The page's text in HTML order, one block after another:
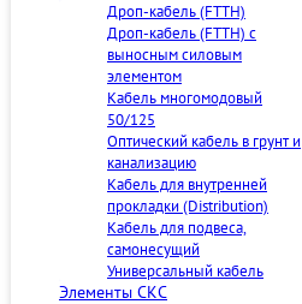
Дроп-кабель (FTTH)
Дроп-кабель (FTTH) с
выносным силовым
элементом
Кабель многомодовый
50/125
Оптический кабель в грунт и
канализацию
Кабель для внутренней
прокладки (Distribution)
Кабель для подвеса,
самонесущий
Универсальный кабель
Элементы СКС